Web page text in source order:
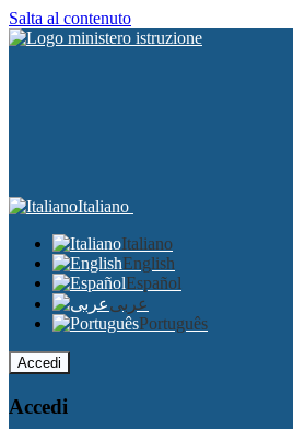
Salta al contenuto
Italiano
Italiano
English
Español
عربى
Português
Accedi
Accedi